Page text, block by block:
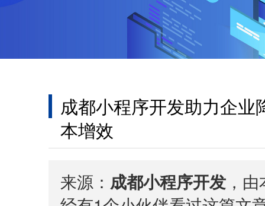
成都小程序开发助力企业
本增效
来源： 成都小程序开发，由